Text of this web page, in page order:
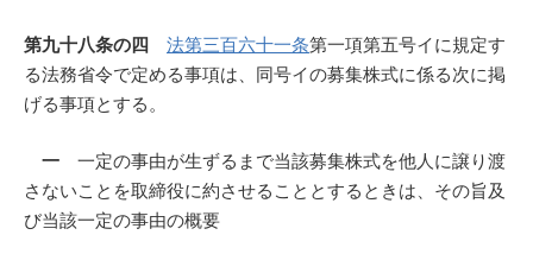
第九十八条の四 法第三百六十一条第一項第五号イに規定す
る法務省令で定める事項は、同号イの募集株式に係る次に掲
げる事項とする。
一 一定の事由が生ずるまで当該募集株式を他人に譲り渡
さないことを取締役に約させることとするときは、その旨及
び当該一定の事由の概要